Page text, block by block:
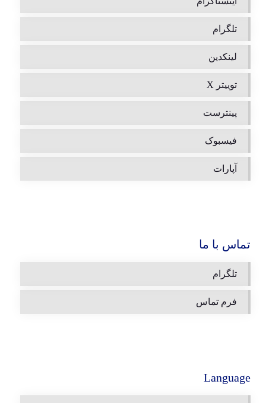
تلگرام
لینکدین
توییتر X
پینترست
فیسبوک
آپارات
تماس با ما
تلگرام
فرم تماس
Language